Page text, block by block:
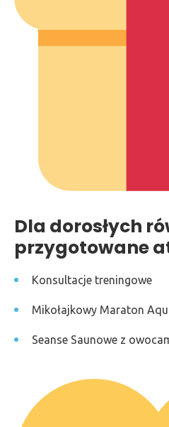
Dla dorosłych
przygotowane
Konsultacje treningowe
Mikołajkowy Maraton
Seanse Saunowe z